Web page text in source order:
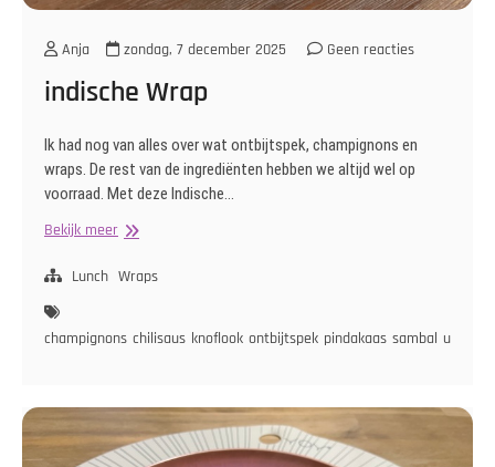
Anja zondag, 7 december 2025 Geen reacties
indische Wrap
Ik had nog van alles over wat ontbijtspek, champignons en
wraps. De rest van de ingrediënten hebben we altijd wel op
voorraad. Met deze Indische…
Bekijk meerindische
Lunch Wraps
champignons chilisaus knoflook ontbijtspek pindakaas sambal ui